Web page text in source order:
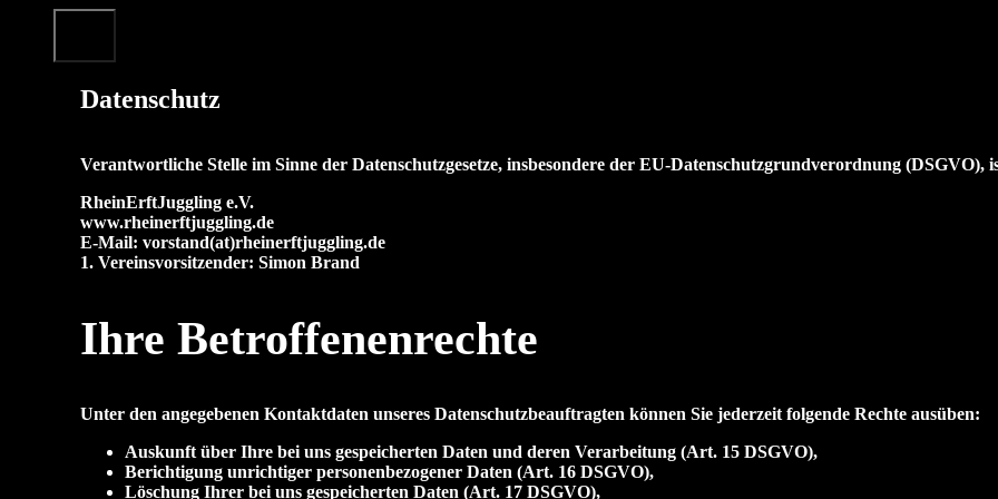
springen
Datenschutz
Verantwortliche Stelle im Sinne der Datenschutzgesetze, insbesondere der EU-Datenschutzgrundverordnung (DSGVO),
RheinErftJuggling e.V.
www.rheinerftjuggling.de
E-Mail: vorstand(at)rheinerftjuggling.de
1. Vereinsvorsitzender: Simon Brand
Ihre Betroffenenrechte
Unter den angegebenen Kontaktdaten unseres Datenschutzbeauftragten können Sie jederzeit folgende Rechte ausüben:
Auskunft über Ihre bei uns gespeicherten Daten und deren Verarbeitung (Art. 15 DSGVO),
Berichtigung unrichtiger personenbezogener Daten (Art. 16 DSGVO),
Löschung Ihrer bei uns gespeicherten Daten (Art. 17 DSGVO),